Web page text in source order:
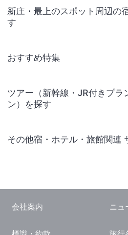
新庄・最上のスポット周辺の
す
おすすめ特集
ツアー（新幹線・JR付きプラ
ン）を探す
その他宿・ホテル・旅館関連
会社案内 ニュ